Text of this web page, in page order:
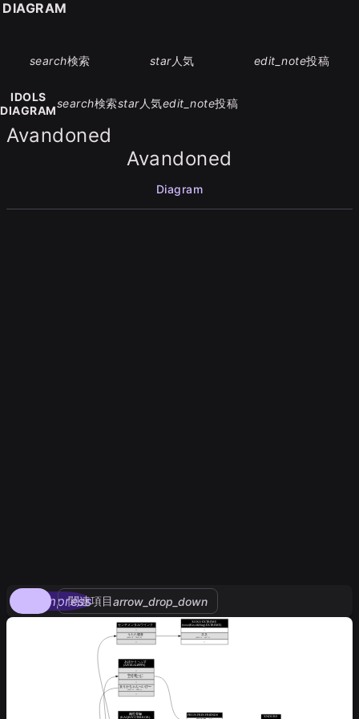
search検索 star人気 edit_note投稿
IDOLS
DIAGRAM
search検索star人気edit_note投稿
Avandoned
Avandoned
Diagram
compress
関連項目arrow_drop_down